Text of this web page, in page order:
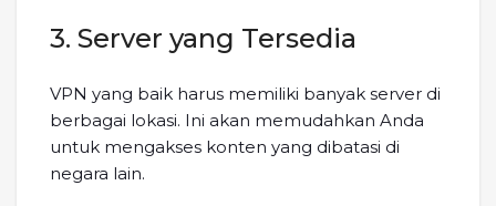
3. Server yang Tersedia
VPN yang baik harus memiliki banyak server di
berbagai lokasi. Ini akan memudahkan Anda
untuk mengakses konten yang dibatasi di
negara lain.